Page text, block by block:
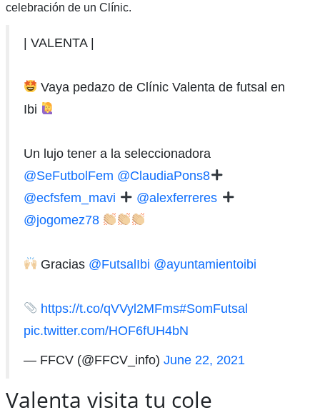
celebración de un Clínic.
| VALENTA |
Vaya pedazo de Clínic Valenta de futsal en
Ibi
Un lujo tener a la seleccionadora
@SeFutbolFem @ClaudiaPons8
@ecfsfem_mavi
@alexferreres
@jogomez78
Gracias @FutsalIbi @ayuntamientoibi
https://t.co/qVVyl2MFms#SomFutsal
pic.twitter.com/HOF6fUH4bN
— FFCV (@FFCV_info) June 22, 2021
Valenta visita tu cole